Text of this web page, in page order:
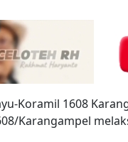
Koramil 1608
Karangampel